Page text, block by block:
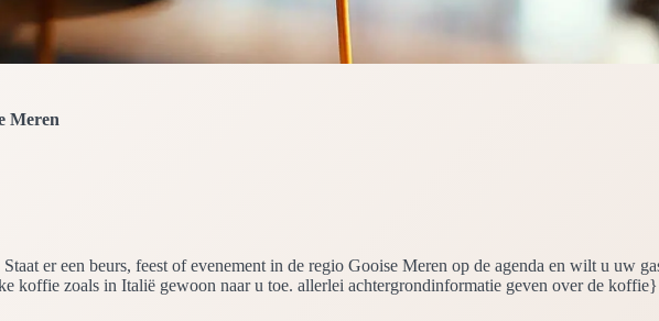
Meren
er een beurs, feest of evenement in de regio Gooise Meren op de agenda en wilt u uw
koffie zoals in Italië gewoon naar u toe. allerlei achtergrondinformatie geven over de